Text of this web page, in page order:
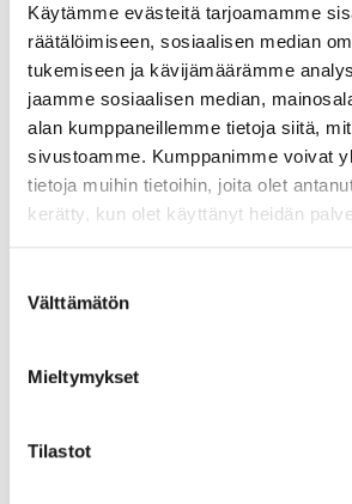
Käytämme evästeitä tarjoamamme
räätälöimiseen, sosiaalisen median
tukemiseen ja kävijämäärämme
jaamme sosiaalisen median,
alan kumppaneillemme tietoja siitä,
sivustoamme. Kumppanimme voivat
tietoja muihin tietoihin, joita olet
kerätty, kun olet käyttänyt heidän
valinta
Välttämätön
Mieltymykset
Tilastot
Jos teillä ei vielä ole avattuna
verkkokauppaamme, niin olkaa
mail@helatukku.com
Määrä pakkauksessa:
50
Yksikkö:
PARI